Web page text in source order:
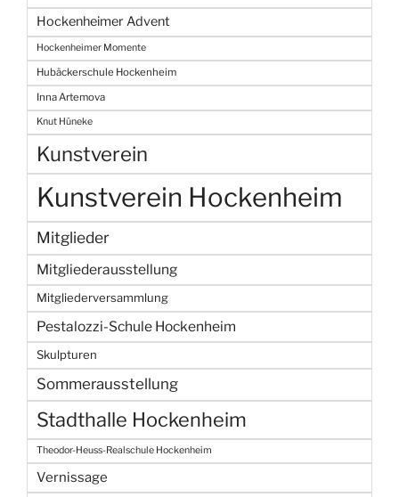
Hockenheimer Advent
Hockenheimer Momente
Hubäckerschule Hockenheim
Inna Artemova
Knut Hüneke
Kunstverein
Kunstverein Hockenheim
Mitglieder
Mitgliederausstellung
Mitgliederversammlung
Pestalozzi-Schule Hockenheim
Skulpturen
Sommerausstellung
Stadthalle Hockenheim
Theodor-Heuss-Realschule Hockenheim
Vernissage